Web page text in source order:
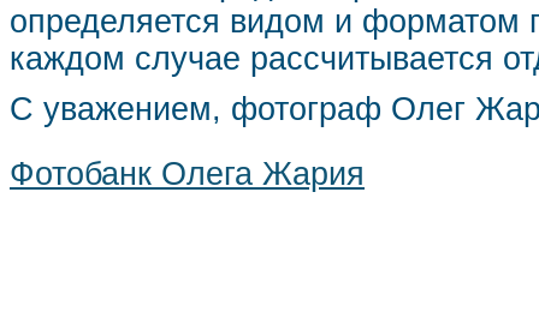
определяется видом и форматом
каждом случае рассчитывается
С уважением, фотограф Олег
Фотобанк Олега Жария